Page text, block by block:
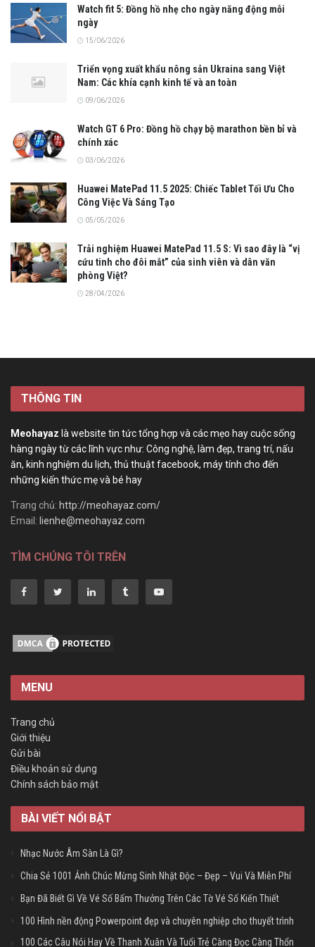
Watch fit 5: Đồng hồ nhẹ cho ngày năng động mỗi
ngày
15/06/2026
Triển vọng xuất khẩu nông sản Ukraina sang Việt
Nam: Các khía cạnh kinh tế và an toàn
09/06/2026
Watch GT 6 Pro: Đồng hồ chạy bộ marathon bền bỉ và
chính xác
03/06/2026
Huawei MatePad 11.5 2025: Chiếc Tablet Tối Ưu Cho
Công Việc Và Sáng Tạo
05/05/2026
Trải nghiệm Huawei MatePad 11.5 S: Vì sao đây là “vị
cứu tinh cho đôi mắt” của sinh viên và dân văn
phòng Việt?
28/04/2026
THÔNG TIN
Meohayaz là website tin tức tổng hợp và các mẹo hay cuộc sống
hàng ngày từ các lĩnh vực như: Công nghệ, làm đẹp, trang trí, nấu
ăn, kinh nghiệm du lịch, thủ thuật facebook, máy tính cho đến
những kiến thức mẹ và bé hay
Trang chủ: http://meohayaz.com/
Email: lienhe@meohayaz.com
TÌM CHÚNG TÔI TRÊN
MENU
Trang chủ
Giới thiệu
Gửi bài
Điều khoản sử dụng
Chính sách bảo mật
BÀI VIẾT NỔI BẬT
Nhạc Nước Âm Sàn Là Gì?
Chia Sẻ 1001 Ảnh Chúc Mừng Sinh Nhật Độc – Đẹp – Vui Và Miễn Phí
Bạn Đã Biết Gì Về Vé Số Bấm Thưởng Trên Các Tờ Vé Số Kiến Thiết
100 Hình nền động Powerpoint đẹp và chuyên nghiệp cho thuyết trình
100 Các Câu Nói Hay Về Thanh Xuân Và Tuổi Trẻ Càng Đọc Càng Thổn